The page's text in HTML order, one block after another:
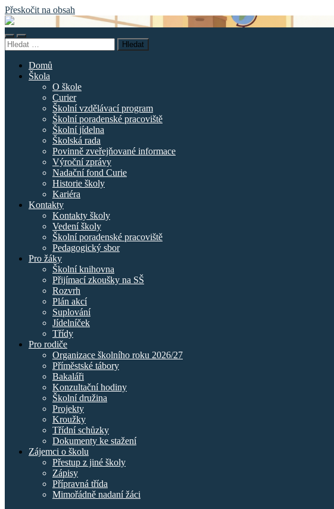
Přeskočit na obsah
Základní
škola
náměstí
Curieových
Přepnout
mobilní
Přepnout
vyhledávací
Vyhledávání
Domů
Škola
O škole
Curier
Školní vzdělávací program
Školní poradenské pracoviště
Školní jídelna
Školská rada
Povinně zveřejňované informace
Výroční zprávy
Nadační fond Curie
Historie školy
Kariéra
Kontakty
Kontakty školy
Vedení školy
Školní poradenské pracoviště
Pedagogický sbor
Pro žáky
Školní knihovna
Přijímací zkoušky na SŠ
Rozvrh
Plán akcí
Suplování
Jídelníček
Třídy
Pro rodiče
Organizace školního roku 2026/27
Příměstské tábory
Bakaláři
Konzultační hodiny
Školní družina
Projekty
Kroužky
Třídní schůzky
Dokumenty ke stažení
Zájemci o školu
Přestup z jiné školy
Zápisy
Přípravná třída
Mimořádně nadaní žáci